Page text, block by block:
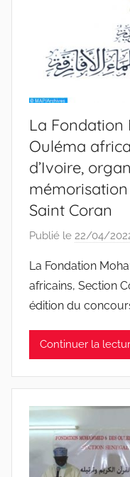
La Fondation
Ouléma
d’Ivoire,
Saint Coran
Publié le 22/04/
La Fondation
africains, Section
édition du
Continuer la